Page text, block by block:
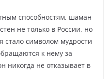
способностям, шаман
не только в России, но
стало символом мудрости
к нему за
никогда не отказывает в